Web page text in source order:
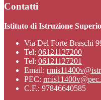
Contatti
Istituto di Istruzione
Via Del Forte Braschi
Tel: 06121127200
Tel: 06121127201
Email:
PEC:
C.F.: 97846640585